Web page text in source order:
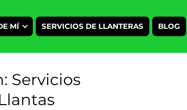
MÍ SERVICIOS DE LLANTERAS BLOG
Servicios